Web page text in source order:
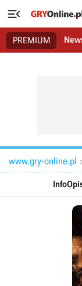

PREMIUM
www.gry-online.pl 
Info